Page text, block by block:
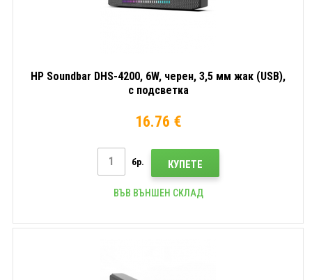
HP Soundbar DHS-4200, 6W, черен, 3,5 мм жак (USB),
с подсветка
16.76 €
бр. КУПЕТЕ
ВЪВ ВЪНШЕН СКЛАД